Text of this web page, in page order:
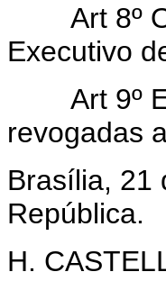
Art 8º
Executivo
Art 9º
revogadas
Brasília, 21
República.
H.